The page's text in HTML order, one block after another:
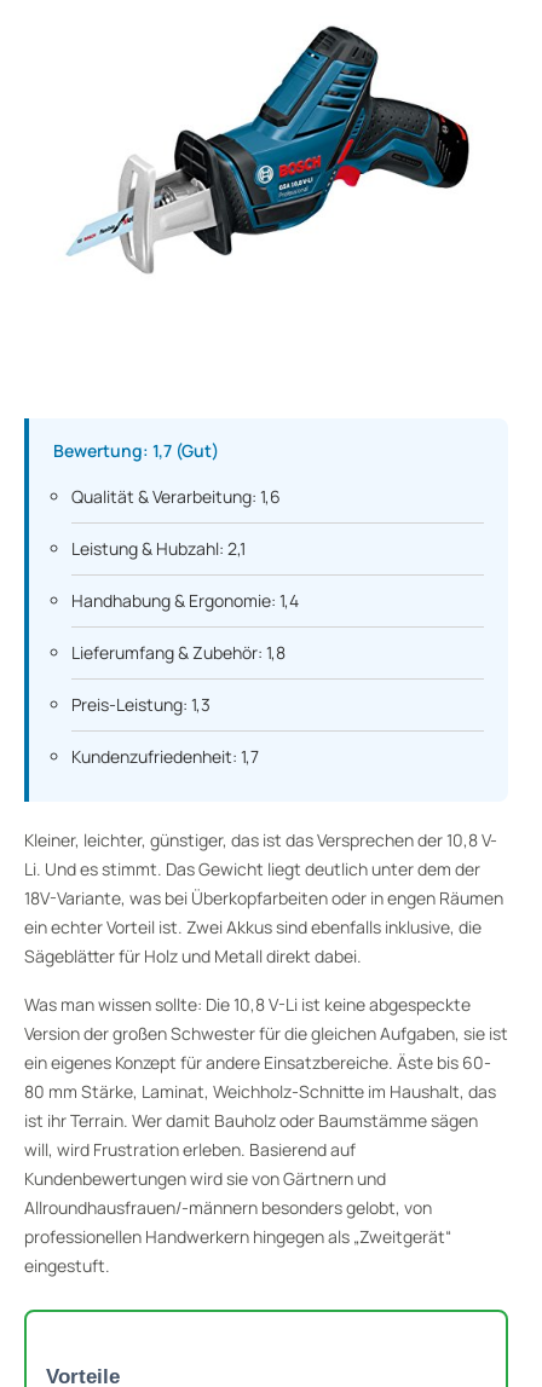
Bewertung: 1,7 (Gut)
Qualität & Verarbeitung: 1,6
Leistung & Hubzahl: 2,1
Handhabung & Ergonomie: 1,4
Lieferumfang & Zubehör: 1,8
Preis-Leistung: 1,3
Kundenzufriedenheit: 1,7
Kleiner, leichter, günstiger, das ist das Versprechen der 10,8 V-
Li. Und es stimmt. Das Gewicht liegt deutlich unter dem der
18V-Variante, was bei Überkopfarbeiten oder in engen Räumen
ein echter Vorteil ist. Zwei Akkus sind ebenfalls inklusive, die
Sägeblätter für Holz und Metall direkt dabei.
Was man wissen sollte: Die 10,8 V-Li ist keine abgespeckte
Version der großen Schwester für die gleichen Aufgaben, sie ist
ein eigenes Konzept für andere Einsatzbereiche. Äste bis 60-
80 mm Stärke, Laminat, Weichholz-Schnitte im Haushalt, das
ist ihr Terrain. Wer damit Bauholz oder Baumstämme sägen
will, wird Frustration erleben. Basierend auf
Kundenbewertungen wird sie von Gärtnern und
Allroundhausfrauen/-männern besonders gelobt, von
professionellen Handwerkern hingegen als „Zweitgerät“
eingestuft.
Vorteile